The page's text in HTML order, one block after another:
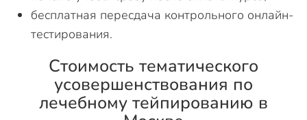
бесплатная пересдача контрольного онлайн-
тестирования.
Стоимость тематического
усовершенствования по
лечебному тейпированию в